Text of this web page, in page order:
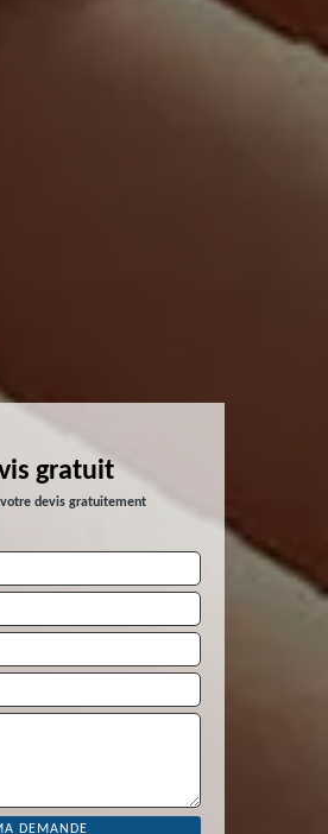
gratuit
votre devis gratuitement